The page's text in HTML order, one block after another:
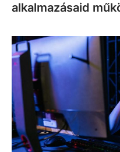
alkalmazásaid